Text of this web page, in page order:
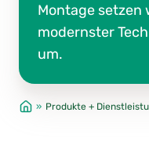
Montage setzen
modernster
um.
» Produkte +